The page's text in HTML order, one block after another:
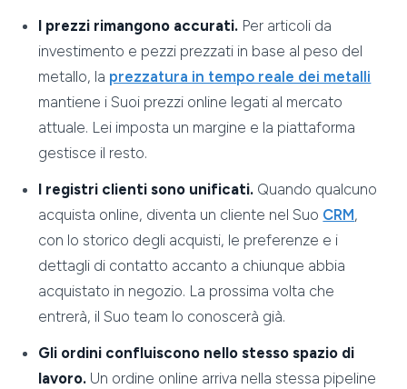
I prezzi rimangono accurati. Per articoli da
investimento e pezzi prezzati in base al peso del
metallo, la prezzatura in tempo reale dei metalli
mantiene i Suoi prezzi online legati al mercato
attuale. Lei imposta un margine e la piattaforma
gestisce il resto.
I registri clienti sono unificati. Quando qualcuno
acquista online, diventa un cliente nel Suo CRM,
con lo storico degli acquisti, le preferenze e i
dettagli di contatto accanto a chiunque abbia
acquistato in negozio. La prossima volta che
entrerà, il Suo team lo conoscerà già.
Gli ordini confluiscono nello stesso spazio di
lavoro. Un ordine online arriva nella stessa pipeline